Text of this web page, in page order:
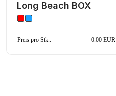
Long Beach BOX
Preis pro Stk.: 0.00 EUR